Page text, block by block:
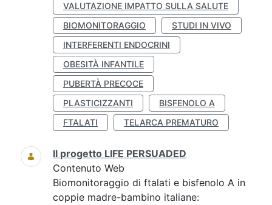
VALUTAZIONE IMPATTO SULLA SALUTE
BIOMONITORAGGIO
STUDI IN VIVO
INTERFERENTI ENDOCRINI
OBESITÀ INFANTILE
PUBERTÀ PRECOCE
PLASTICIZZANTI
BISFENOLO A
FTALATI
TELARCA PREMATURO
Il progetto LIFE PERSUADED
Contenuto Web
Biomonitoraggio di ftalati e bisfenolo A in
coppie madre-bambino italiane: